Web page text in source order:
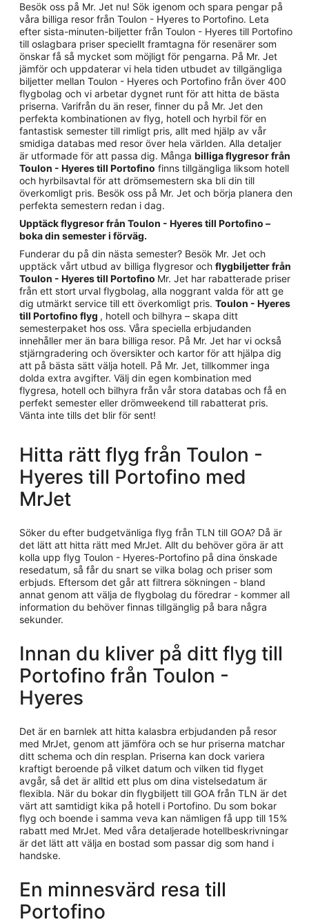
Besök oss på Mr. Jet nu! Sök igenom och spara pengar på
våra billiga resor från Toulon - Hyeres to Portofino. Leta
efter sista-minuten-biljetter från Toulon - Hyeres till Portofino
till oslagbara priser speciellt framtagna för resenärer som
önskar få så mycket som möjligt för pengarna. På Mr. Jet
jämför och uppdaterar vi hela tiden utbudet av tillgängliga
biljetter mellan Toulon - Hyeres och Portofino från över 400
flygbolag och vi arbetar dygnet runt för att hitta de bästa
priserna. Varifrån du än reser, finner du på Mr. Jet den
perfekta kombinationen av flyg, hotell och hyrbil för en
fantastisk semester till rimligt pris, allt med hjälp av vår
smidiga databas med resor över hela världen. Alla detaljer
är utformade för att passa dig. Många billiga flygresor från
Toulon - Hyeres till Portofino finns tillgängliga liksom hotell
och hyrbilsavtal för att drömsemestern ska bli din till
överkomligt pris. Besök oss på Mr. Jet och börja planera den
perfekta semestern redan i dag.
Upptäck flygresor från Toulon - Hyeres till Portofino –
boka din semester i förväg.
Funderar du på din nästa semester? Besök Mr. Jet och
upptäck vårt utbud av billiga flygresor och flygbiljetter från
Toulon - Hyeres till Portofino Mr. Jet har rabatterade priser
från ett stort urval flygbolag, alla noggrant valda för att ge
dig utmärkt service till ett överkomligt pris. Toulon - Hyeres
till Portofino flyg , hotell och bilhyra – skapa ditt
semesterpaket hos oss. Våra speciella erbjudanden
innehåller mer än bara billiga resor. På Mr. Jet har vi också
stjärngradering och översikter och kartor för att hjälpa dig
att på bästa sätt välja hotell. På Mr. Jet, tillkommer inga
dolda extra avgifter. Välj din egen kombination med
flygresa, hotell och bilhyra från vår stora databas och få en
perfekt semester eller drömweekend till rabatterat pris.
Vänta inte tills det blir för sent!
Hitta rätt flyg från Toulon -
Hyeres till Portofino med
MrJet
Söker du efter budgetvänliga flyg från TLN till GOA? Då är
det lätt att hitta rätt med MrJet. Allt du behöver göra är att
kolla upp flyg Toulon - Hyeres-Portofino på dina önskade
resedatum, så får du snart se vilka bolag och priser som
erbjuds. Eftersom det går att filtrera sökningen - bland
annat genom att välja de flygbolag du föredrar - kommer all
information du behöver finnas tillgänglig på bara några
sekunder.
Innan du kliver på ditt flyg till
Portofino från Toulon -
Hyeres
Det är en barnlek att hitta kalasbra erbjudanden på resor
med MrJet, genom att jämföra och se hur priserna matchar
ditt schema och din resplan. Priserna kan dock variera
kraftigt beroende på vilket datum och vilken tid flyget
avgår, så det är alltid ett plus om dina vistelsedatum är
flexibla. När du bokar din flygbiljett till GOA från TLN är det
värt att samtidigt kika på hotell i Portofino. Du som bokar
flyg och boende i samma veva kan nämligen få upp till 15%
rabatt med MrJet. Med våra detaljerade hotellbeskrivningar
är det lätt att välja en bostad som passar dig som hand i
handske.
En minnesvärd resa till
Portofino